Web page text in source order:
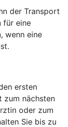
der Transport
für eine
wenn eine
ersten
zum nächsten
oder zum
Sie bis zu